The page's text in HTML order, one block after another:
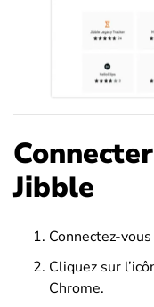
Jibble
Connectez-
Cliquez sur
Chrome.